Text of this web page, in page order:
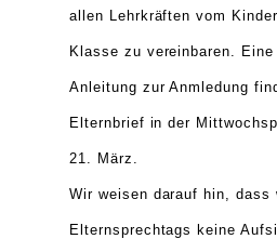
allen Lehrkräften vom
Klasse zu vereinbaren.
Anleitung zur Anmledung
Elternbrief in der
21. März.
Wir weisen darauf hin, dass
Elternsprechtags keine